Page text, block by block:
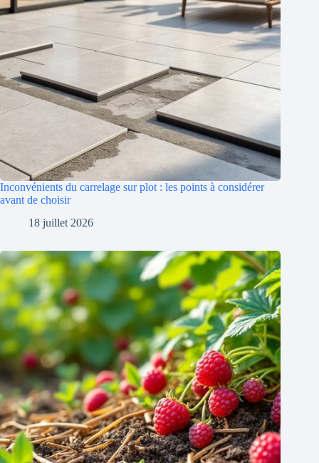
Inconvénients du carrelage sur plot : les points à considérer
avant de choisir
18 juillet 2026